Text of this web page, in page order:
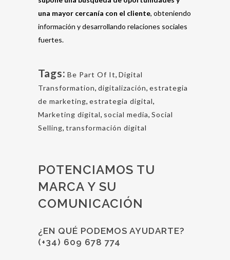
una mayor cercanía con el cliente, obteniendo
información y desarrollando relaciones sociales
fuertes.
Tags: Be Part Of It, Digital
Transformation, digitalización, estrategia
de marketing, estrategia digital,
Marketing digital, social media, Social
Selling, transformación digital
POTENCIAMOS TU
MARCA Y SU
COMUNICACIÓN
¿EN QUÉ PODEMOS AYUDARTE?
(+34) 609 678 774